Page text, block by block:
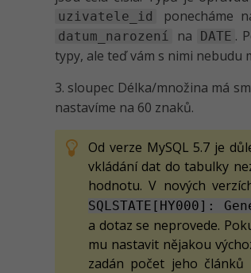
uzivatele_id ponecháme
datum_narození na DATE .
typy, ale teď vám s nimi nebudu
3. sloupec Délka/množina má
nastavíme na 60 znaků.
Od verze MySQL 5.7 je
vkládání dat do tabulky
hodnotu. V nových
a dotaz se neprovede.
mu nastavit nějakou
zadán počet jeho